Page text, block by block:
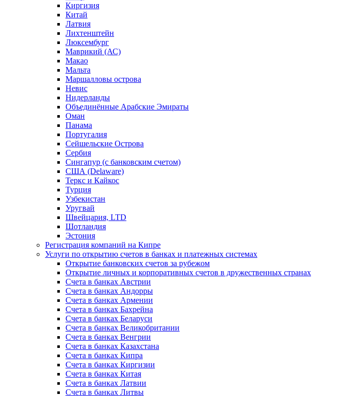
Киргизия
Китай
Латвия
Лихтенштейн
Люксембург
Маврикий (АС)
Макао
Мальта
Маршалловы острова
Нeвис
Нидерланды
Объединённые Арабские Эмираты
Оман
Панама
Португалия
Сейшельские Острова
Сербия
Сингапур (c банковским счетом)
США (Delaware)
Теркс и Кайкос
Турция
Узбекистан
Уругвай
Швейцария, LTD
Шотландия
Эстония
Регистрация компаний на Кипре
Услуги по открытию счетов в банках и платежных системах
Открытие банковских счетов за рубежом
Открытие личных и корпоративных счетов в дружественных странах
Счета в банках Австрии
Счета в банках Андорры
Счета в банках Армении
Счета в банках Бахрейна
Счета в банках Беларуси
Счета в банках Великобритании
Счета в банках Венгрии
Счета в банках Казахстана
Счета в банках Кипра
Счета в банках Киргизии
Счета в банках Китая
Счета в банках Латвии
Счета в банках Литвы